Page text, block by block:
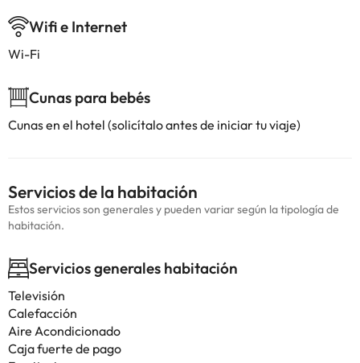
Wifi e Internet
Wi-Fi
Cunas para bebés
Cunas en el hotel (solicítalo antes de iniciar tu viaje)
Servicios de la habitación
Estos servicios son generales y pueden variar según la tipología de
habitación.
Servicios generales habitación
Televisión
Calefacción
Aire Acondicionado
Caja fuerte de pago